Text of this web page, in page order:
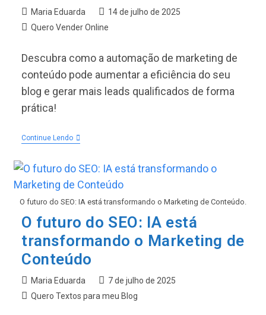
Autor
do
Maria Eduarda
Post
publicado:
14 de julho de 2025
Categoria
Quero Vender Online
Descubra como a automação de marketing de
conteúdo pode aumentar a eficiência do seu
blog e gerar mais leads qualificados de forma
prática!
Continue LendoAutomação
De
Para
A
O futuro do SEO: IA está transformando o Marketing de Conteúdo.
O futuro do SEO: IA está
transformando o Marketing de
Conteúdo
Autor
do
Maria Eduarda
Post
publicado:
7 de julho de 2025
Categoria
Quero Textos para meu Blog